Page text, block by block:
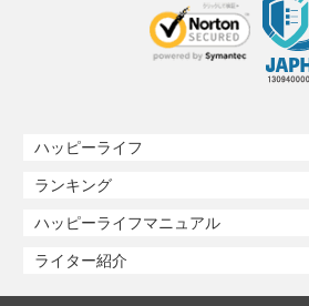
ハッピーライフ
ランキング
ハッピーライフマニュアル
ライター紹介